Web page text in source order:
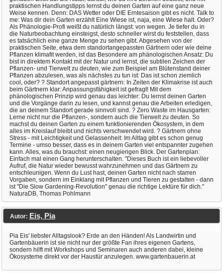
praktischen Handlungstipps lernst du deinen Garten auf eine ganz neue
Weise kennen. Denn: DAS Wetter oder DIE Erntesaison gibt es nicht. Talk to
me: Was dir dein Garten erzählt Eine Wiese ist, naja, eine Wiese halt. Oder?
Als Phänologie-Profi weißt du natürlich längst: von wegen. Je tiefer du in
die Naturbeobachtung einsteigst, desto schneller wirst du feststellen, dass
es tatsächlich eine ganze Menge zu sehen gibt. Abgesehen von der
praktischen Seite, etwa dem standortangepassten Gärtnern oder wie deine
Pflanzen klimafit werden, ist das Besondere am phänologischen Ansatz: Du
bist in direktem Kontakt mit der Natur und lernst, die subtilen Zeichen der
Pflanzen- und Tierwelt zu deuten, wie zum Beispiel am Blütenstand deiner
Pflanzen abzulesen, was als nächstes zu tun ist: Das ist schon ziemlich
cool, oder? ? Standort angepasst gärtnern: In Zeiten der Klimakrise ist auch
beim Gärtnern klar: Anpassungsfähigkeit ist gefragt! Mit dem
phänologischen Prinzip wird genau das leichter: Du lernst deinen Garten
und die Vorgänge darin zu lesen, und kannst genau die Arbeiten erledigen,
die an deinem Standort gerade sinnvoll sind. ? Zero Waste im Hausgarten:
Lerne nicht nur die Pflanzen-, sondern auch die Tierwelt zu deuten. So
machst du deinen Garten zu einem funktionierenden Ökosystem, in dem
alles im Kreislauf bleibt und nichts verschwendet wird. ? Gärtnern ohne
Stress - mit Leichtigkeit und Gelassenheit: Im Alltag gibt es schon genug
Termine - umso besser, dass es in deinem Garten viel entspannter zugehen
kann. Alles, was du brauchst: einen neugierigen Blick. Der Gartenplan:
Einfach mal einen Gang herunterschalten. "Dieses Buch ist ein liebevoller
Aufruf, die Natur wieder bewusst wahrzunehmen und das Gärtnern zu
entschleunigen. Wenn du Lust hast, deinen Garten nicht nach starren
Vorgaben, sondern im Einklang mit Pflanzen und Tieren zu gestalten - dann
ist "Die Slow Gardening-Revolution" genau die richtige Lektüre für dich."
NaturaDB, Thomas Pohlmann
Autor: Eis, Pia
Pia Eis' liebster Alltagslook? Erde an den Händen! Als Landwirtin und
Gartenbäuerin ist sie nicht nur der größte Fan ihres eigenen Gartens,
sondern hilft mit Workshops und Seminaren auch anderen dabei, kleine
Ökosysteme direkt vor der Haustür anzulegen. www.gartenbauerin.at